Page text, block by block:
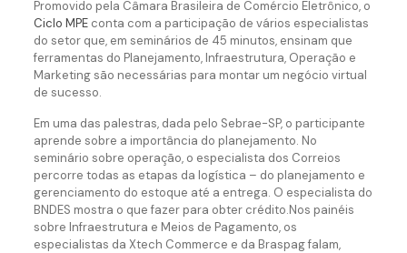
Promovido pela Câmara Brasileira de Comércio Eletrônico, o
Ciclo MPEconta com a participação de vários especialistas
do setor que, em seminários de 45 minutos, ensinam que
ferramentas do Planejamento, Infraestrutura, Operação e
Marketing são necessárias para montar um negócio virtual
de sucesso.
Em uma das palestras, dada pelo Sebrae-SP, o participante
aprende sobre a importância do planejamento. No
seminário sobre operação, o especialista dos Correios
percorre todas as etapas da logística – do planejamento e
gerenciamento do estoque até a entrega. O especialista do
BNDES mostra o que fazer para obter crédito.Nos painéis
sobre Infraestrutura e Meios de Pagamento, os
especialistas da Xtech Commerce e da Braspag falam,